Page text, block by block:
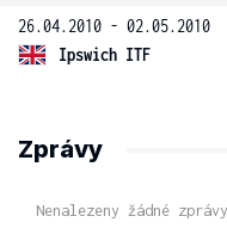
26.04.2010 - 02.05.2010
Ipswich ITF
Zprávy
Nenalezeny žádné